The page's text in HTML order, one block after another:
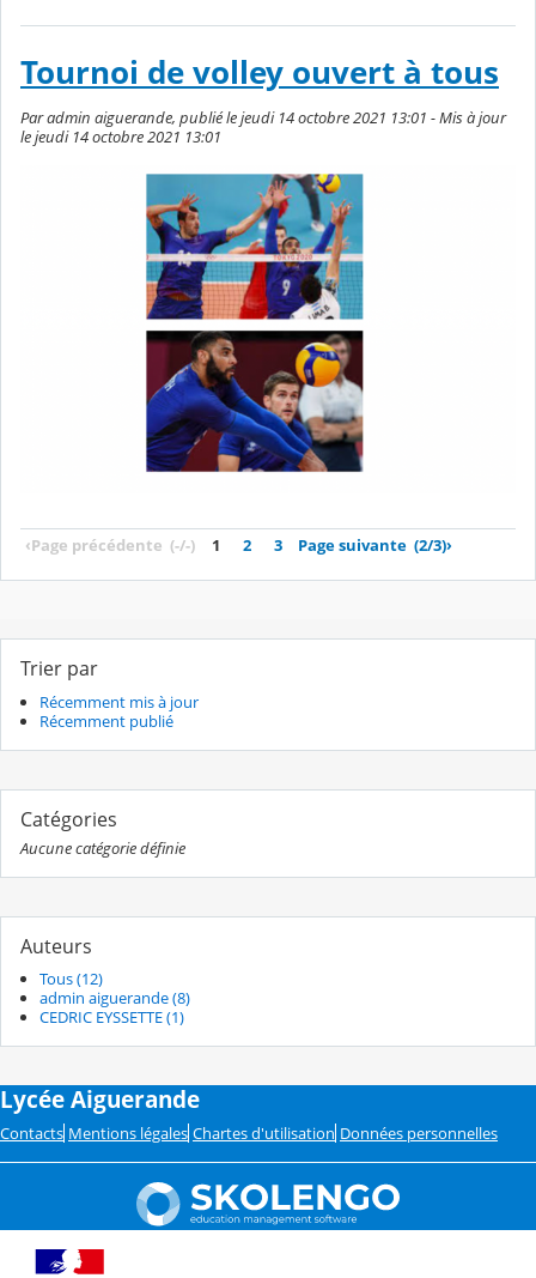
Tournoi de volley ouvert à tous
Par admin aiguerande, publié le jeudi 14 octobre 2021 13:01 - Mis à jour
le jeudi 14 octobre 2021 13:01
‹Page précédente (-/-) 1 2 3 Page suivante (2/3)›
Trier par
Récemment mis à jour
Récemment publié
Catégories
Aucune catégorie définie
Auteurs
Tous (12)
admin aiguerande (8)
CEDRIC EYSSETTE (1)
Lycée Aiguerande
Contacts Mentions légales Chartes d'utilisation Données personnelles